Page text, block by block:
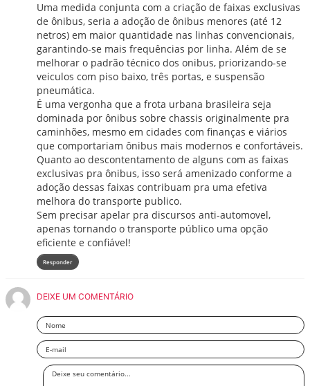
Uma medida conjunta com a criação de faixas exclusivas
de ônibus, seria a adoção de ônibus menores (até 12
netros) em maior quantidade nas linhas convencionais,
garantindo-se mais frequências por linha. Além de se
melhorar o padrão técnico dos onibus, priorizando-se
veiculos com piso baixo, três portas, e suspensão
pneumática.
É uma vergonha que a frota urbana brasileira seja
dominada por ônibus sobre chassis originalmente pra
caminhões, mesmo em cidades com finanças e viários
que comportariam ônibus mais modernos e confortáveis.
Quanto ao descontentamento de alguns com as faixas
exclusivas pra ônibus, isso será amenizado conforme a
adoção dessas faixas contribuam pra uma efetiva
melhora do transporte publico.
Sem precisar apelar pra discursos anti-automovel,
apenas tornando o transporte público uma opção
eficiente e confiável!
Responder
DEIXE UM COMENTÁRIO
Nome
Email
Deixe